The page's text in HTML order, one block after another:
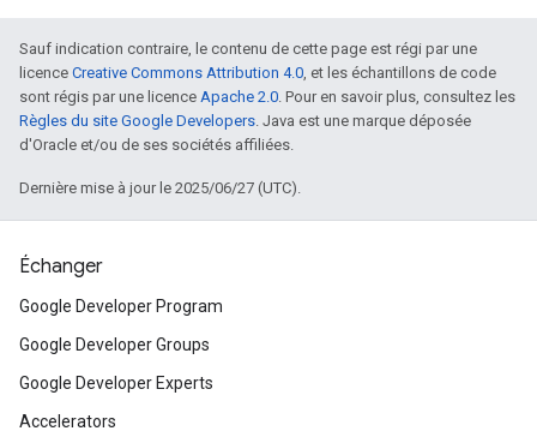
Sauf indication contraire, le contenu de cette page est régi par une
licence Creative Commons Attribution 4.0, et les échantillons de code
sont régis par une licence Apache 2.0. Pour en savoir plus, consultez les
Règles du site Google Developers. Java est une marque déposée
d'Oracle et/ou de ses sociétés affiliées.
Dernière mise à jour le 2025/06/27 (UTC).
Échanger
Google Developer Program
Google Developer Groups
Google Developer Experts
Accelerators